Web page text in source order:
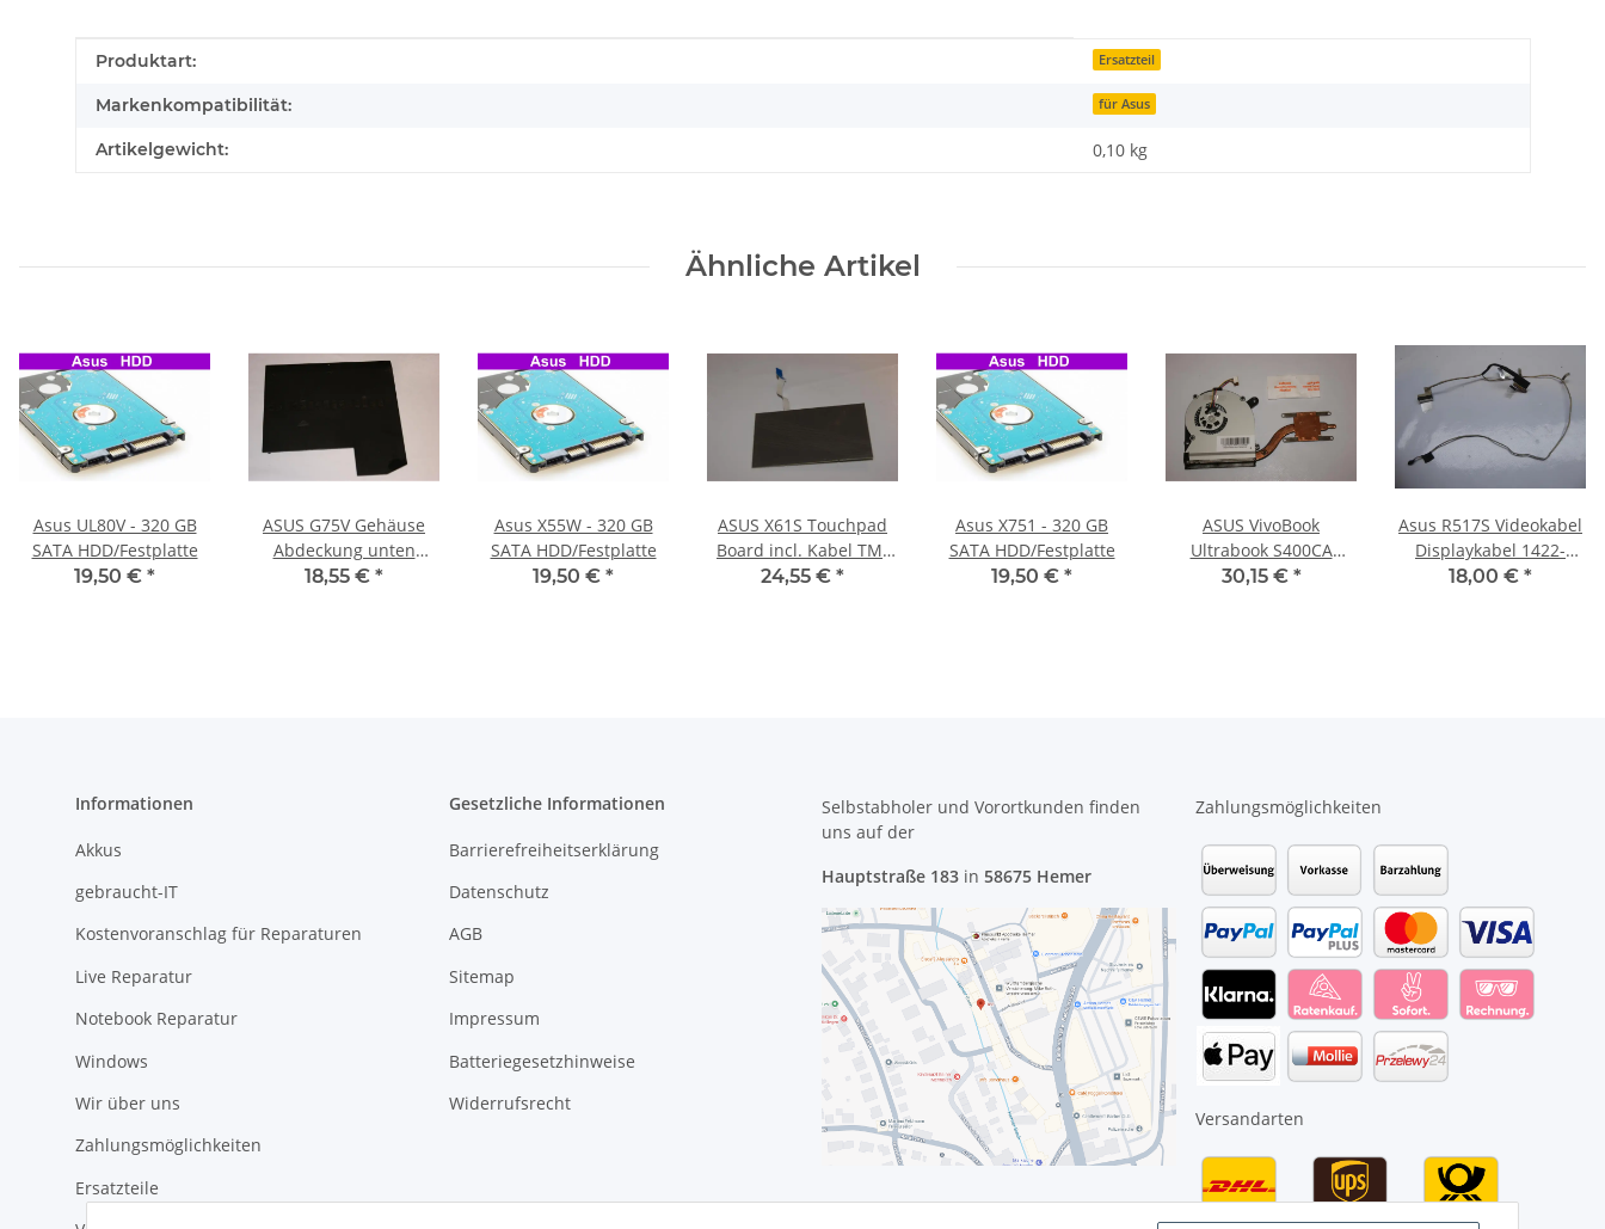
Produkteigenschaft
Wert
Produktart: Ersatzteil
Markenkompatibilität: für Asus
Artikelgewicht: 0,10 kg
Ähnliche Artikel
Asus UL80V - 320 GB
SATA HDD/Festplatte
19,50 € *
ASUS G75V Gehäuse
Abdeckung unten
13GN2V1AP062-1 #3531
18,55 € *
Asus X55W - 320 GB
SATA HDD/Festplatte
19,50 € *
ASUS X61S Touchpad
Board incl. Kabel TM-
00307-070 #3175
24,55 € *
Asus X751 - 320 GB
SATA HDD/Festplatte
19,50 € *
ASUS VivoBook
Ultrabook S400CA
Kühler Lüfter
30,15 € *
Asus R517S Videokabel
Displaykabel 1422-
027W0AS #4251
18,00 € *
Informationen
Akkus
gebraucht-IT
Kostenvoranschlag für Reparaturen
Live Reparatur
Notebook Reparatur
Windows
Wir über uns
Zahlungsmöglichkeiten
Ersatzteile
Gesetzliche Informationen
Barrierefreiheitserklärung
Datenschutz
AGB
Sitemap
Impressum
Batteriegesetzhinweise
Widerrufsrecht
Selbstabholer und Vorortkunden finden
uns auf der
Hauptstraße 183 in 58675 Hemer
Zahlungsmöglichkeiten
Versandarten